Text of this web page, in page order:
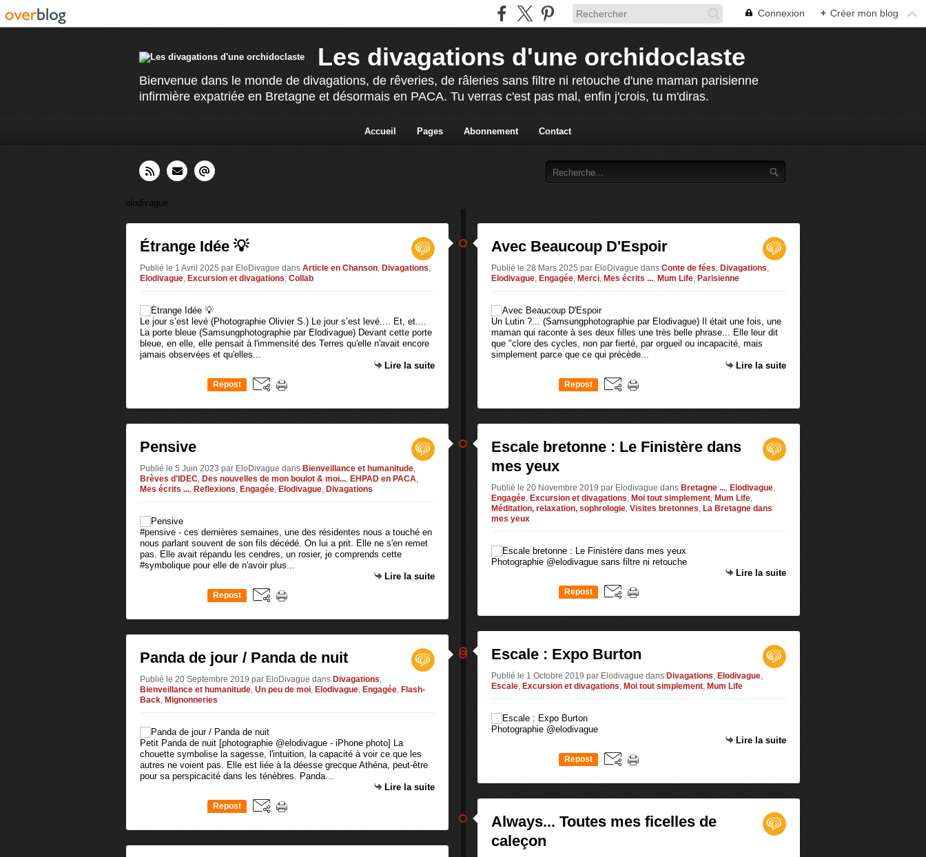
Connexion + Créer mon blog
Les divagations d'une orchidoclaste
Bienvenue dans le monde de divagations, de rêveries, de râleries sans filtre ni retouche d'une maman parisienne
infirmière expatriée en Bretagne et désormais en PACA. Tu verras c'est pas mal, enfin j'crois, tu m'diras.
Accueil Pages Abonnement Contact
elodivague
Étrange Idée 💡
Publié le 1 Avril 2025 par EloDivague dans Article en Chanson, Divagations,
Elodivague, Excursion et divagations, Collab
Le jour s’est levé (Photographie Olivier S.) Le jour s’est levé.... Et, et....
La porte bleue (Samsungphotographie par Elodivague) Devant cette porte
bleue, en elle, elle pensait à l'immensité des Terres qu'elle n'avait encore
jamais observées et qu'elles...
Lire la suite
Repost
Pensive
Publié le 5 Juin 2023 par EloDivague dans Bienveillance et humanitude,
Brèves d'IDEC, Des nouvelles de mon boulot & moi..., EHPAD en PACA,
Mes écrits ..., Reflexions, Engagée, Elodivague, Divagations
#pensive - ces dernières semaines, une des résidentes nous a touché en
nous parlant souvent de son fils décédé. On lui a prit. Elle ne s'en remet
pas. Elle avait répandu les cendres, un rosier, je comprends cette
#symbolique pour elle de n'avoir plus...
Lire la suite
Repost
Panda de jour / Panda de nuit
Publié le 20 Septembre 2019 par EloDivague dans Divagations,
Bienveillance et humanitude, Un peu de moi, Elodivague, Engagée, Flash-
Back, Mignonneries
Petit Panda de nuit [photographie @elodivague - iPhone photo] La
chouette symbolise la sagesse, l'intuition, la capacité à voir ce que les
autres ne voient pas. Elle est liée à la déesse grecque Athéna, peut-être
pour sa perspicacité dans les ténèbres. Panda...
Lire la suite
Repost
Avec Beaucoup D'Espoir
Publié le 28 Mars 2025 par EloDivague dans Conte de fées, Divagations,
Elodivague, Engagée, Merci, Mes écrits ..., Mum Life, Parisienne
Un Lutin ?... (Samsungphotographie par Elodivague) Il était une fois, une
maman qui raconte à ses deux filles une très belle phrase... Elle leur dit
que "clore des cycles, non par fierté, par orgueil ou incapacité, mais
simplement parce que ce qui précède...
Lire la suite
Repost
Escale bretonne : Le Finistère dans
mes yeux
Publié le 20 Novembre 2019 par Elodivague dans Bretagne ..., Elodivague,
Engagée, Excursion et divagations, Moi tout simplement, Mum Life,
Méditation, relaxation, sophrologie, Visites bretonnes, La Bretagne dans
mes yeux
Photographie @elodivague sans filtre ni retouche
Lire la suite
Repost
Escale : Expo Burton
Publié le 1 Octobre 2019 par Elodivague dans Divagations, Elodivague,
Escale, Excursion et divagations, Moi tout simplement, Mum Life
Photographie @elodivague
Lire la suite
Repost
Always... Toutes mes ficelles de
caleçon